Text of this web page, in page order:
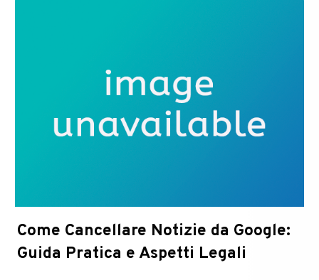
Come Cancellare Notizie da Google:
Guida Pratica e Aspetti Legali